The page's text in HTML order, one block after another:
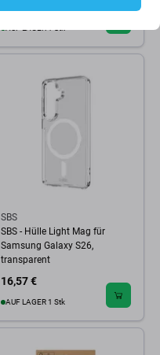
SBS
SBS - Hülle Light Mag für
Samsung Galaxy S26,
transparent
16,57 €
AUF LAGER 1 Stk